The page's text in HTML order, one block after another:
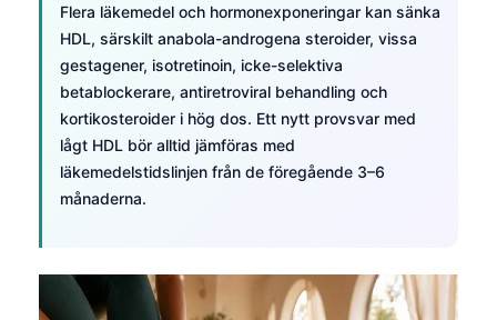
Flera läkemedel och hormonexponeringar kan sänka
HDL, särskilt anabola-androgena steroider, vissa
gestagener, isotretinoin, icke-selektiva
betablockerare, antiretroviral behandling och
kortikosteroider i hög dos. Ett nytt provsvar med
lågt HDL bör alltid jämföras med
läkemedelstidslinjen från de föregående 3–6
månaderna.